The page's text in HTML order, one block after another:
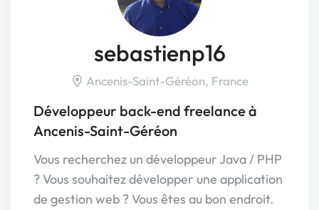
sebastienp16
Ancenis-Saint-Géréon, France
Développeur back-end freelance à
Ancenis-Saint-Géréon
Vous recherchez un développeur Java / PHP
? Vous souhaitez développer une application
de gestion web ? Vous êtes au bon endroit.